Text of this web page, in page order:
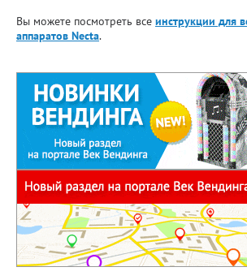
Вы можете посмотреть все инструкции для
аппаратов Necta.